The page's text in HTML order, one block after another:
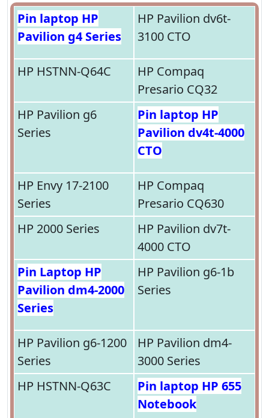
Pin laptop HP
Pavilion g4 Series
HP Pavilion dv6t-
3100 CTO
HP HSTNN-Q64C
HP Compaq
Presario CQ32
HP Pavilion g6
Series
Pin laptop HP
Pavilion dv4t-4000
CTO
HP Envy 17-2100
Series
HP Compaq
Presario CQ630
HP 2000 Series
HP Pavilion dv7t-
4000 CTO
Pin Laptop HP
Pavilion dm4-2000
Series
HP Pavilion g6-1b
Series
HP Pavilion g6-1200
Series
HP Pavilion dm4-
3000 Series
HP HSTNN-Q63C
Pin laptop HP 655
Notebook